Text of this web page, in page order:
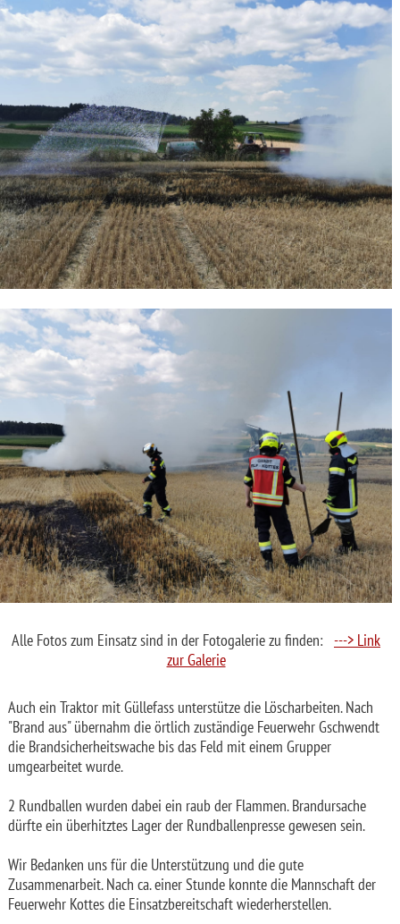
Alle Fotos zum Einsatz sind in der Fotogalerie zu finden:---> Link
zur Galerie
Auch ein Traktor mit Güllefass unterstütze die Löscharbeiten. Nach
"Brand aus" übernahm die örtlich zuständige Feuerwehr Gschwendt
die Brandsicherheitswache bis das Feld mit einem Grupper
umgearbeitet wurde.
2 Rundballen wurden dabei ein raub der Flammen. Brandursache
dürfte ein überhitztes Lager der Rundballenpresse gewesen sein.
Wir Bedanken uns für die Unterstützung und die gute
Zusammenarbeit. Nach ca. einer Stunde konnte die Mannschaft der
Feuerwehr Kottes die Einsatzbereitschaft wiederherstellen.